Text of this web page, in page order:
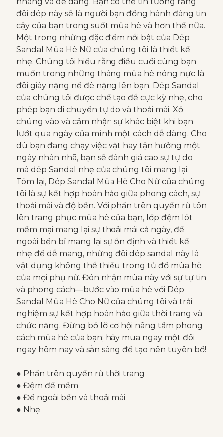
đôi dép này sẽ là người bạn đồng hành đáng tin
cậy của bạn trong suốt mùa hè và hơn thế nữa.
Một trong những đặc điểm nổi bật của Dép
Sandal Mùa Hè Nữ của chúng tôi là thiết kế
nhẹ. Chúng tôi hiểu rằng điều cuối cùng bạn
muốn trong những tháng mùa hè nóng nực là
đôi giày nặng nề đè nặng lên bạn. Dép Sandal
của chúng tôi được chế tạo để cực kỳ nhẹ, cho
phép bạn di chuyển tự do và thoải mái. Xỏ
chúng vào và cảm nhận sự khác biệt khi bạn
lướt qua ngày của mình một cách dễ dàng. Cho
dù bạn đang chạy việc vặt hay tận hưởng một
ngày nhàn nhã, bạn sẽ đánh giá cao sự tự do
mà dép Sandal nhẹ của chúng tôi mang lại.
Tóm lại, Dép Sandal Mùa Hè Cho Nữ của chúng
tôi là sự kết hợp hoàn hảo giữa phong cách, sự
thoải mái và độ bền. Với phần trên quyến rũ tôn
lên trang phục mùa hè của bạn, lớp đệm lót
mềm mại mang lại sự thoải mái cả ngày, đế
ngoài bền bỉ mang lại sự ổn định và thiết kế
nhẹ để dễ mang, những đôi dép sandal này là
vật dụng không thể thiếu trong tủ đồ mùa hè
của mọi phụ nữ. Đón nhận mùa này với sự tự tin
và phong cách—bước vào mùa hè với Dép
Sandal Mùa Hè Cho Nữ của chúng tôi và trải
nghiệm sự kết hợp hoàn hảo giữa thời trang và
chức năng. Đừng bỏ lỡ cơ hội nâng tầm phong
cách mùa hè của bạn; hãy mua ngay một đôi
ngay hôm nay và sẵn sàng để tạo nên tuyên bố!
● Phần trên quyến rũ thời trang
● Đệm đế mềm
● Đế ngoài bền và thoải mái
● Nhẹ